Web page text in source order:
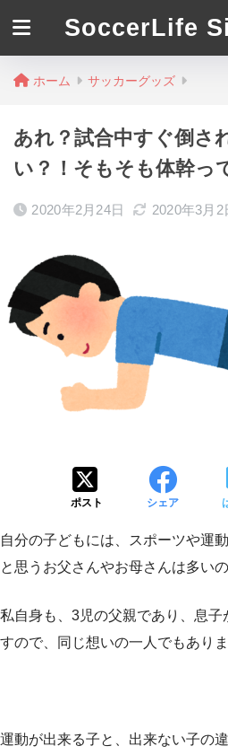
SoccerLife
ホーム サッカーグッズ
あれ？試合中すぐ倒さ
い？！そもそも体幹っ
2020年2月24日 2020年3月2
ポスト シェア
自分の子どもには、スポーツや運
と思うお父さんやお母さんは多い
私自身も、3児の父親であり、息子
すので、同じ想いの一人でもありま
運動が出来る子と、出来ない子の